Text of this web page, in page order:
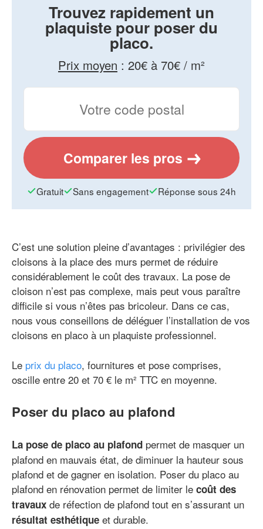
Trouvez rapidement un
plaquiste pour poser du
placo.
Prix moyen : 20€ à 70€ / m²
Comparer les pros
Gratuit Sans engagement Réponse sous 24h
C’est une solution pleine d’avantages : privilégier des
cloisons à la place des murs permet de réduire
considérablement le coût des travaux. La pose de
cloison n’est pas complexe, mais peut vous paraître
difficile si vous n’êtes pas bricoleur. Dans ce cas,
nous vous conseillons de déléguer l’installation de vos
cloisons en placo à un plaquiste professionnel.
Le prix du placo, fournitures et pose comprises,
oscille entre 20 et 70 € le m² TTC en moyenne.
Poser du placo au plafond
La pose de placo au plafond permet de masquer un
plafond en mauvais état, de diminuer la hauteur sous
plafond et de gagner en isolation. Poser du placo au
plafond en rénovation permet de limiter le coût des
travaux de réfection de plafond tout en s’assurant un
résultat esthétique et durable.